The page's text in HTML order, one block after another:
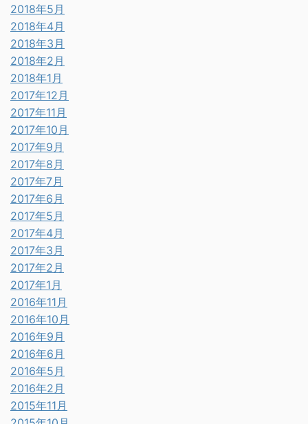
2018年5月
2018年4月
2018年3月
2018年2月
2018年1月
2017年12月
2017年11月
2017年10月
2017年9月
2017年8月
2017年7月
2017年6月
2017年5月
2017年4月
2017年3月
2017年2月
2017年1月
2016年11月
2016年10月
2016年9月
2016年6月
2016年5月
2016年2月
2015年11月